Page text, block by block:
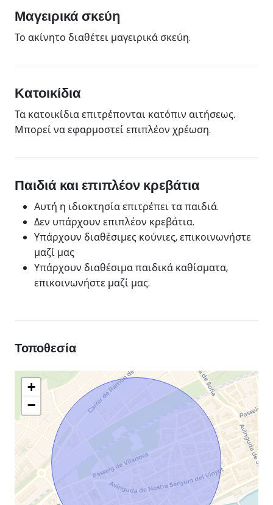
Μαγειρικά σκεύη
Το ακίνητο διαθέτει μαγειρικά σκεύη.
Κατοικίδια
Τα κατοικίδια επιτρέπονται κατόπιν αιτήσεως.
Μπορεί να εφαρμοστεί επιπλέον χρέωση.
Παιδιά και επιπλέον κρεβάτια
Αυτή η ιδιοκτησία επιτρέπει τα παιδιά.
Δεν υπάρχουν επιπλέον κρεβάτια.
Υπάρχουν διαθέσιμες κούνιες, επικοινωνήστε
μαζί μας
Υπάρχουν διαθέσιμα παιδικά καθίσματα,
επικοινωνήστε μαζί μας.
Τοποθεσία
+
−